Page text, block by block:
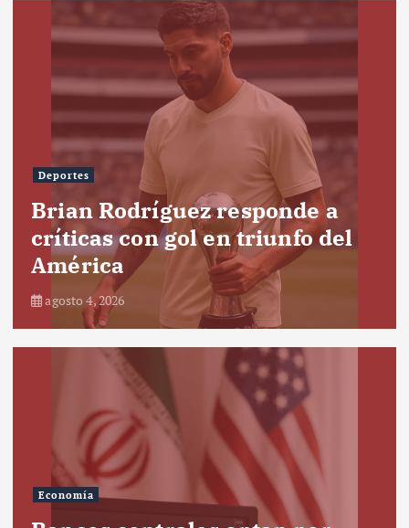
Deportes
Brian Rodríguez responde a
críticas con gol en triunfo del
América
agosto 4, 2026
Economía